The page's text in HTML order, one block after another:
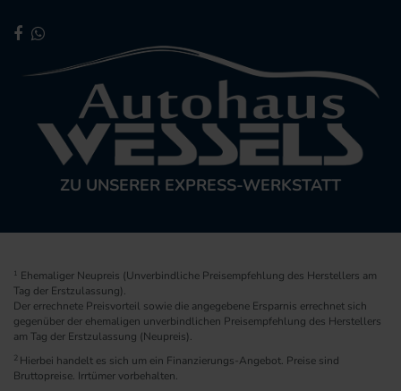
ZU UNSERER EXPRESS-WERKSTATT
1 Ehemaliger Neupreis (Unverbindliche Preisempfehlung des Herstellers am
Tag der Erstzulassung).
Der errechnete Preisvorteil sowie die angegebene Ersparnis errechnet sich
gegenüber der ehemaligen unverbindlichen Preisempfehlung des Herstellers
am Tag der Erstzulassung (Neupreis).
2 Hierbei handelt es sich um ein Finanzierungs-Angebot. Preise sind
Bruttopreise. Irrtümer vorbehalten.